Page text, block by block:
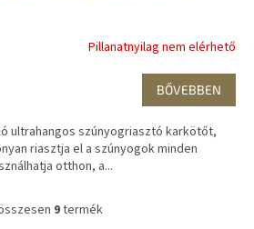
Pillanatnyilag nem elérhető
BŐVEBBEN
ultrahangos szúnyogriasztó karkötőt,
riasztja el a szúnyogok minden
otthon, a...
L9termék